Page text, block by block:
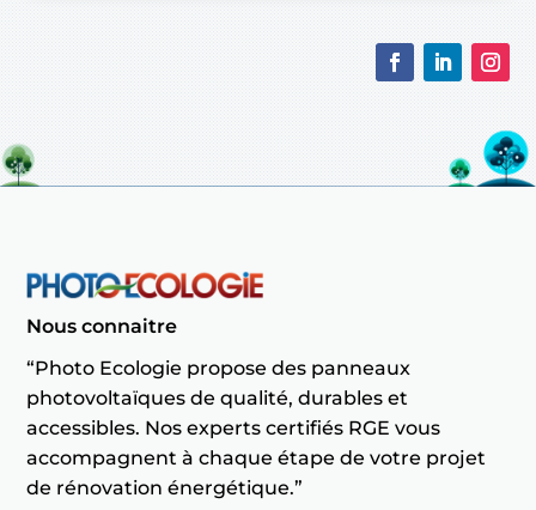
Nous connaitre
“Photo Ecologie propose des panneaux
photovoltaïques de qualité, durables et
accessibles. Nos experts certifiés RGE vous
accompagnent à chaque étape de votre projet
de rénovation énergétique.”